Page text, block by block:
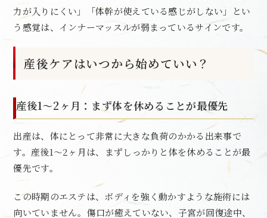
力が入りにくい」「体幹が使えている感じがしない」とい
う感覚は、インナーマッスルが弱まっているサインです。
産後ケアはいつから始めていい？
産後1〜2ヶ月：まず体を休めることが最優先
出産は、体にとって非常に大きな負荷のかかる出来事で
す。産後1〜2ヶ月は、まずしっかりと体を休めることが最
優先です。
この時期のエステは、ボディを強く動かすような施術には
向いていません。傷口が癒えていない、子宮が回復途中、